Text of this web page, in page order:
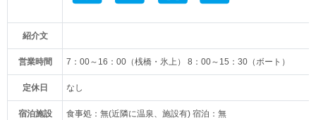
紹介文
営業時間 7：00～16：00（桟橋・氷上） 8：00～15：30（ボート）
定休日 なし
宿泊施設 食事処：無(近隣に温泉、施設有) 宿泊：無